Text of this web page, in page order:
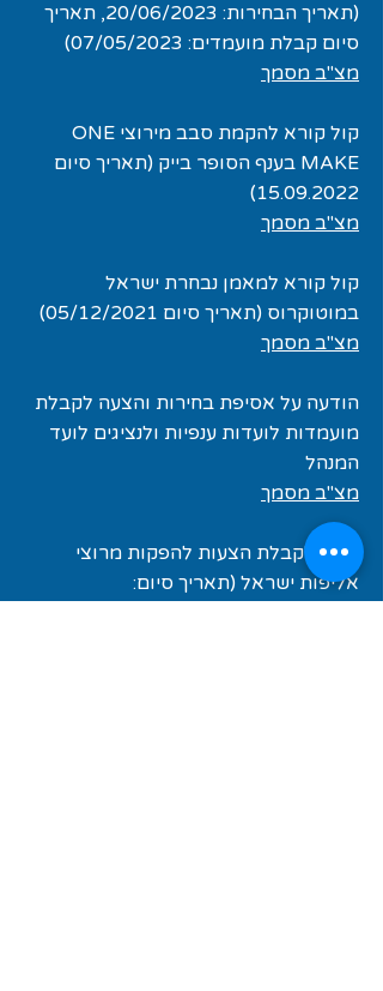
(תאריך הבחירות: 20/06/2023, תאריך
סיום קבלת מועמדים: 07/05/2023)
מצ"ב מסמך
קול קורא להקמת סבב מירוצי ONE
MAKE בענף הסופר בייק (תאריך סיום
15.09.2022)
מצ"ב מסמך
קול קורא למאמן נבחרת ישראל
במוטוקרוס (תאריך סיום 05/12/2021)
מצ"ב מסמך
הודעה על אסיפת בחירות והצעה לקבלת
מועמדות לועדות ענפיות ולנציגים לועד
המנהל
מצ"ב מסמך
פנייה לקבלת הצעות להפקות מרוצי
אליפות ישראל (תאריך סיום: